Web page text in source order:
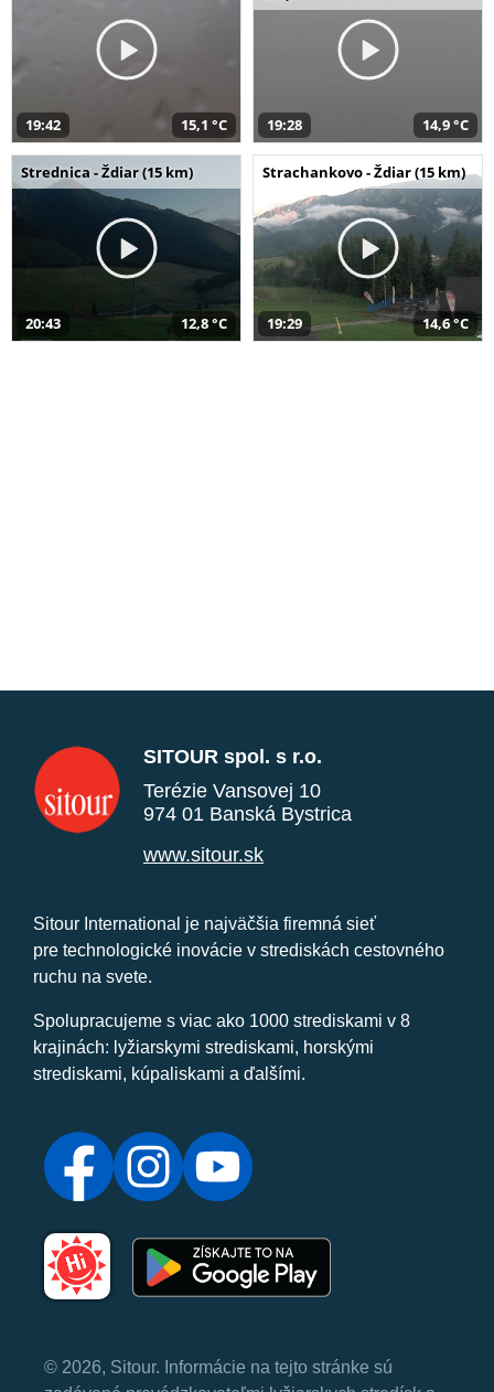
19:42 15,1 °C 19:28 14,9 °C
Strednica - Ždiar (15 km)
20:43 12,8 °C
Strachankovo - Ždiar (15 km)
19:29 14,6 °C
SITOUR spol. s r.o.
Terézie Vansovej 10
974 01 Banská Bystrica
www.sitour.sk
Sitour International je najväčšia firemná sieť
pre technologické inovácie v strediskách cestovného
ruchu na svete.
Spolupracujeme s viac ako 1000 strediskami v 8
krajinách: lyžiarskymi strediskami, horskými
strediskami, kúpaliskami a ďalšími.
© 2026, Sitour. Informácie na tejto stránke sú